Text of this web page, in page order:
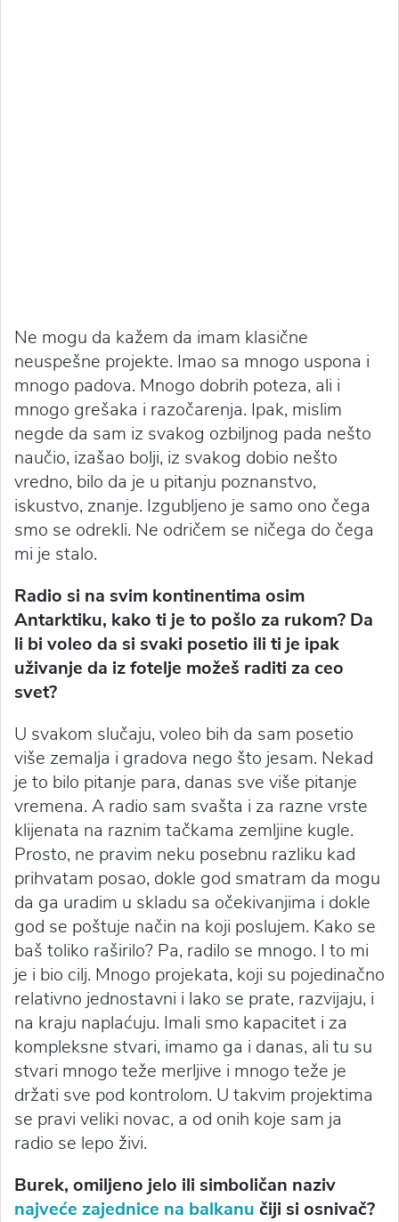
Ne mogu da kažem da imam klasične
neuspešne projekte. Imao sa mnogo uspona i
mnogo padova. Mnogo dobrih poteza, ali i
mnogo grešaka i razočarenja. Ipak, mislim
negde da sam iz svakog ozbiljnog pada nešto
naučio, izašao bolji, iz svakog dobio nešto
vredno, bilo da je u pitanju poznanstvo,
iskustvo, znanje. Izgubljeno je samo ono čega
smo se odrekli. Ne odričem se ničega do čega
mi je stalo.
Radio si na svim kontinentima osim
Antarktiku, kako ti je to pošlo za rukom? Da
li bi voleo da si svaki posetio ili ti je ipak
uživanje da iz fotelje možeš raditi za ceo
svet?
U svakom slučaju, voleo bih da sam posetio
više zemalja i gradova nego što jesam. Nekad
je to bilo pitanje para, danas sve više pitanje
vremena. A radio sam svašta i za razne vrste
klijenata na raznim tačkama zemljine kugle.
Prosto, ne pravim neku posebnu razliku kad
prihvatam posao, dokle god smatram da mogu
da ga uradim u skladu sa očekivanjima i dokle
god se poštuje način na koji poslujem. Kako se
baš toliko raširilo? Pa, radilo se mnogo. I to mi
je i bio cilj. Mnogo projekata, koji su pojedinačno
relativno jednostavni i lako se prate, razvijaju, i
na kraju naplaćuju. Imali smo kapacitet i za
kompleksne stvari, imamo ga i danas, ali tu su
stvari mnogo teže merljive i mnogo teže je
držati sve pod kontrolom. U takvim projektima
se pravi veliki novac, a od onih koje sam ja
radio se lepo živi.
Burek, omiljeno jelo ili simboličan naziv
najveće zajednice na balkanu čiji si osnivač?